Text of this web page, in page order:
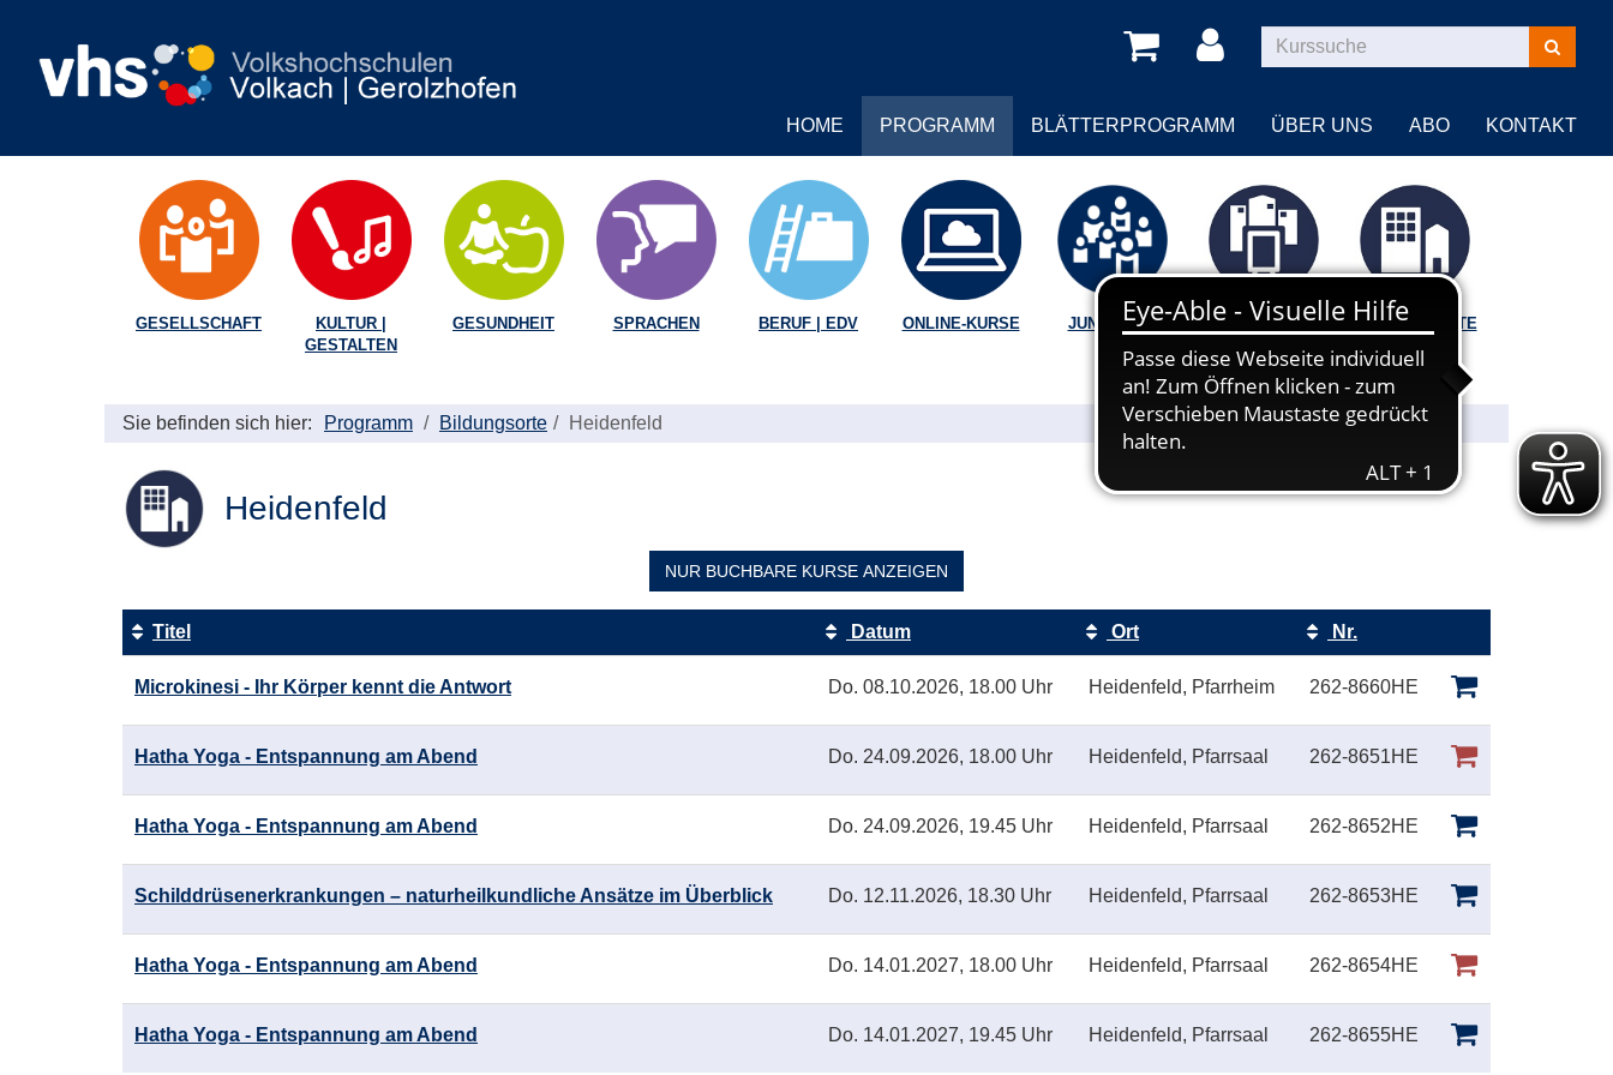
Kurse
suchen
HOME PROGRAMM BLÄTTERPROGRAMM ÜBER UNS ABO KONTAKT
GESELLSCHAFT
KULTUR |
GESTALTEN
GESUNDHEIT SPRACHEN BERUF | EDV ONLINE-KURSE JUNGE VHS
VORTRÄGE |
BILDUNGSORTE
Sie befinden sich hier: Programm Bildungsorte Heidenfeld
Heidenfeld
NUR BUCHBARE KURSE ANZEIGEN
Tabellenüberschriften
können
sortiert
werden.
Titel Datum Ort
Nr.
Kursstatus
Microkinesi - Ihr Körper kennt die Antwort
Do. 08.10.2026, 18.00 Uhr Heidenfeld, Pfarrheim 262-8660HE
Hatha Yoga - Entspannung am Abend Do. 24.09.2026, 18.00 Uhr Heidenfeld, Pfarrsaal 262-8651HE
Hatha Yoga - Entspannung am Abend Do. 24.09.2026, 19.45 Uhr Heidenfeld, Pfarrsaal 262-8652HE
Schilddrüsenerkrankungen – naturheilkundliche Ansätze im Überblick Do. 12.11.2026, 18.30 Uhr Heidenfeld, Pfarrsaal 262-8653HE
Hatha Yoga - Entspannung am Abend Do. 14.01.2027, 18.00 Uhr Heidenfeld, Pfarrsaal 262-8654HE
Hatha Yoga - Entspannung am Abend Do. 14.01.2027, 19.45 Uhr Heidenfeld, Pfarrsaal 262-8655HE